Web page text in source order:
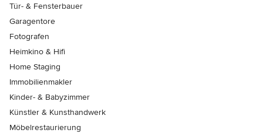
Tür- & Fensterbauer
Garagentore
Fotografen
Heimkino & Hifi
Home Staging
Immobilienmakler
Kinder- & Babyzimmer
Künstler & Kunsthandwerk
Möbelrestaurierung